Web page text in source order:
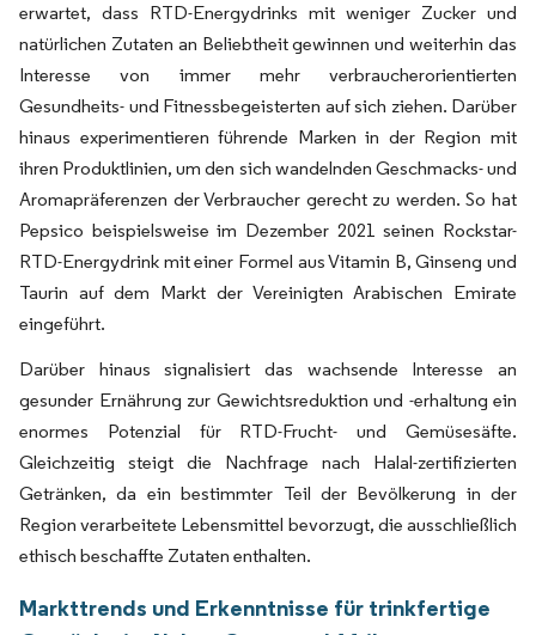
erwartet, dass RTD-Energydrinks mit weniger Zucker und
natürlichen Zutaten an Beliebtheit gewinnen und weiterhin das
Interesse von immer mehr verbraucherorientierten
Gesundheits- und Fitnessbegeisterten auf sich ziehen. Darüber
hinaus experimentieren führende Marken in der Region mit
ihren Produktlinien, um den sich wandelnden Geschmacks- und
Aromapräferenzen der Verbraucher gerecht zu werden. So hat
Pepsico beispielsweise im Dezember 2021 seinen Rockstar-
RTD-Energydrink mit einer Formel aus Vitamin B, Ginseng und
Taurin auf dem Markt der Vereinigten Arabischen Emirate
eingeführt.
Darüber hinaus signalisiert das wachsende Interesse an
gesunder Ernährung zur Gewichtsreduktion und -erhaltung ein
enormes Potenzial für RTD-Frucht- und Gemüsesäfte.
Gleichzeitig steigt die Nachfrage nach Halal-zertifizierten
Getränken, da ein bestimmter Teil der Bevölkerung in der
Region verarbeitete Lebensmittel bevorzugt, die ausschließlich
ethisch beschaffte Zutaten enthalten.
Markttrends und Erkenntnisse für trinkfertige